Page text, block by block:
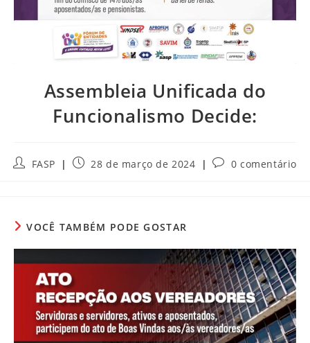
Assembleia Unificada do
Funcionalismo Decide:
AutorFASP
Post28 de março de 2024
Comentários
0 comentário
VOCÊ TAMBÉM PODE GOSTAR